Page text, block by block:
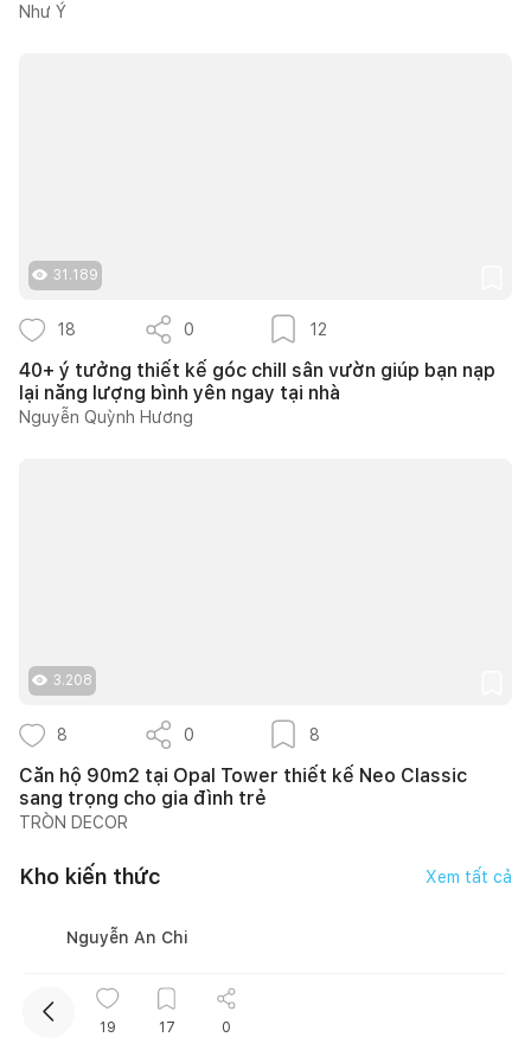
Như Ý
31.189
18 0 12
40+ ý tưởng thiết kế góc chill sân vườn giúp bạn nạp
lại năng lượng bình yên ngay tại nhà
Nguyễn Quỳnh Hương
3.208
8 0 8
Căn hộ 90m2 tại Opal Tower thiết kế Neo Classic
sang trọng cho gia đình trẻ
TRÒN DECOR
Kho kiến thức Xem tất cả
Nguyễn An Chi
19 17 0